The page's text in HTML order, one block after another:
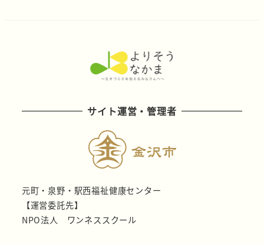
サイト運営・管理者
元町・泉野・駅西福祉健康センター
【運営委託先】
NPO法人 ワンネススクール